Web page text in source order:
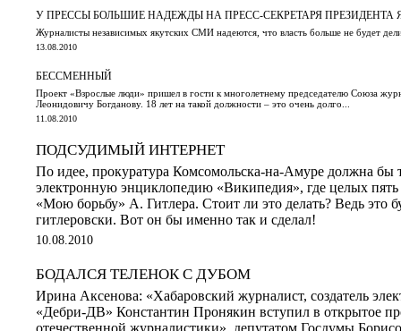
У ПРЕССЫ БОЛЬШИЕ НАДЕЖДЫ НА ПРЕСС-СЕКРЕТАРЯ ПРЕЗИДЕНТА
Журналисты независимых якутских СМИ надеются, что власть больше не будет
13.08.2010
БЕССМЕННЫЙ
Проект «Взрослые люди» пришел в гости к многолетнему председателю Союза
Леонидовичу Богданову. 18 лет на такой должности – это очень долго...
11.08.2010
ПОДСУДИМЫЙ ИНТЕРНЕТ
По идее, прокуратура Комсомольска-на-Амуре должна бы
электронную энциклопедию «Википедия», где целых
«Мою борьбу» А. Гитлера. Стоит ли это делать? Ведь это
гитлеровски. Вот он бы именно так и сделал!
10.08.2010
БОДАЛСЯ ТЕЛЕНОК С ДУБОМ
Ирина Аксенова: «Хабаровский журналист, создатель
«Дебри-ДВ» Константин Пронякин вступил в открытое
отечественной журналистики», депутатом Госдумы